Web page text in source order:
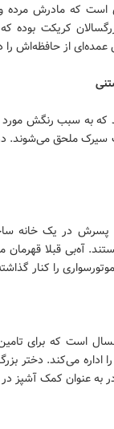
است که مادرش
کریکت
از حافظه‌اش
که به سبب رنگش
ملحق می‌شوند. در
پسرش در یک خانه
آه‌بی قبلا
را کنار
است که برای
اداره می‌کند. دختر
به عنوان کمک آشپز